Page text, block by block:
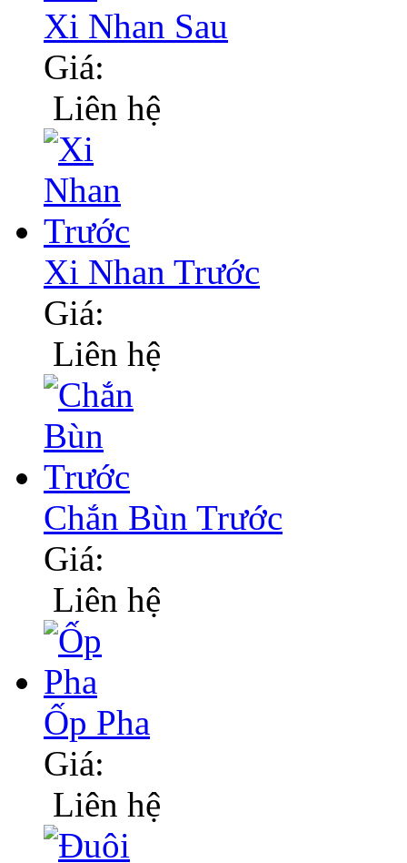
Xi Nhan Sau
Giá:
Liên hệ
Xi Nhan Trước
Giá:
Liên hệ
Chắn Bùn Trước
Giá:
Liên hệ
Ốp Pha
Giá:
Liên hệ